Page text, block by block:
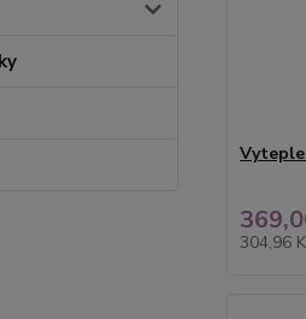
304,96